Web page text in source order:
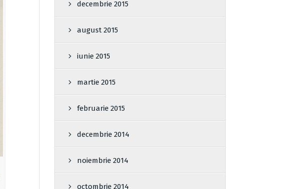
decembrie 2015
august 2015
iunie 2015
martie 2015
februarie 2015
decembrie 2014
noiembrie 2014
octombrie 2014